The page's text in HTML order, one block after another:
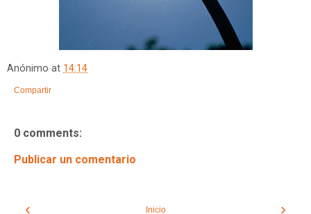
Anónimo at 14:14
Compartir
0 comments:
Publicar un comentario
‹ ›
Inicio